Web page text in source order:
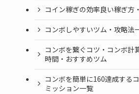
コイン稼ぎの効率良い稼ぎ方
コンボしやすいツム・攻略法
コンボを繋ぐコツ・コンボ計
時間・おすすめツム
コンボを簡単に160達成する
ミッション一覧